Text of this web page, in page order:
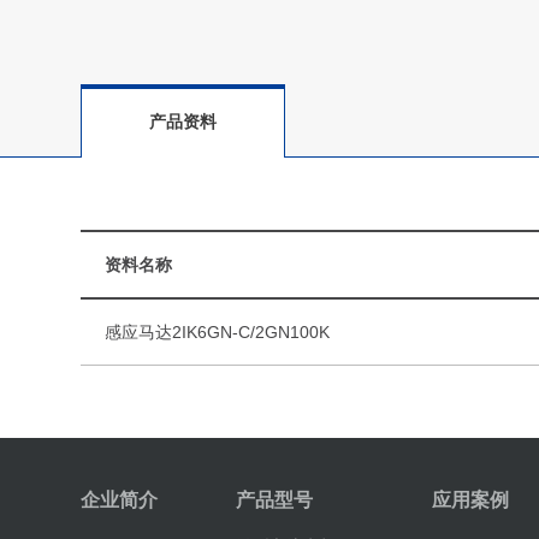
产品资料
资料名称
感应马达2IK6GN-C/2GN100K
企业简介 产品型号 应用案例